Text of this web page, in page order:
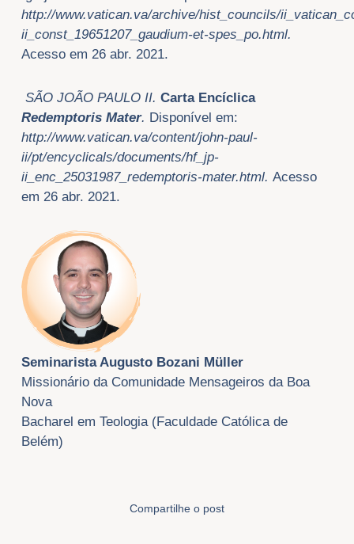
http://www.vatican.va/archive/hist_councils/
ii_const_19651207_gaudium-et-spes_po.html.
Acesso em 26 abr. 2021.
SÃO JOÃO PAULO II. Carta Encíclica
Redemptoris Mater. Disponível em:
http://www.vatican.va/content/john-paul-
ii/pt/encyclicals/documents/hf_jp-
ii_enc_25031987_redemptoris-mater.html. Acesso
em 26 abr. 2021.
Seminarista Augusto Bozani Müller
Missionário da Comunidade Mensageiros da Boa
Nova
Bacharel em Teologia (Faculdade Católica de
Belém)
Compartilhe o post